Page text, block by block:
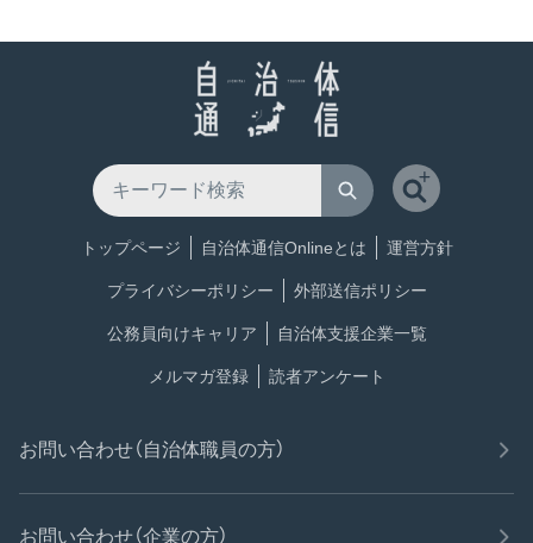
トップページ 自治体通信Onlineとは 運営方針
プライバシーポリシー 外部送信ポリシー
公務員向けキャリア 自治体支援企業一覧
メルマガ登録 読者アンケート
お問い合わせ（自治体職員の方）
お問い合わせ（企業の方）